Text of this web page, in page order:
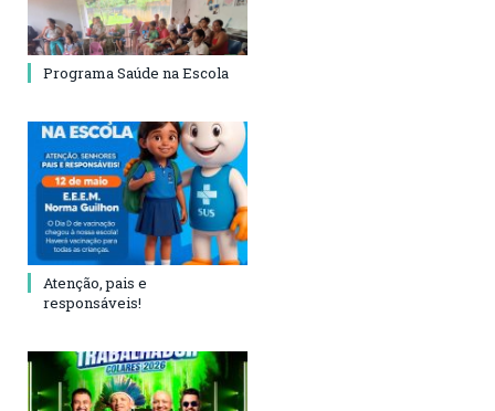
Programa Saúde na Escola
Atenção, pais e
responsáveis!